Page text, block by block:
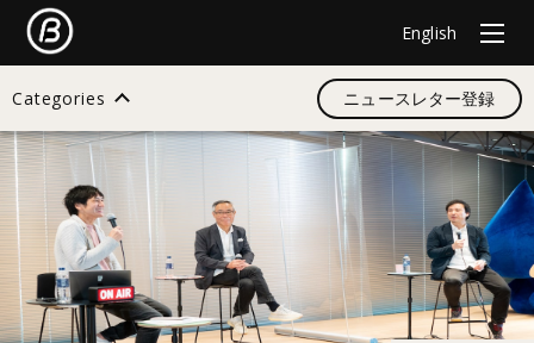
English
Categories
検索
すべて
ニュースレター登録